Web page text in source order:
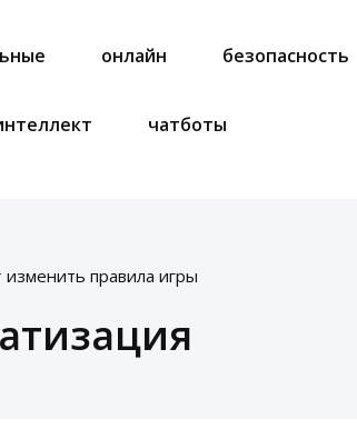
онлайн безопасность
чатботы
правила игры